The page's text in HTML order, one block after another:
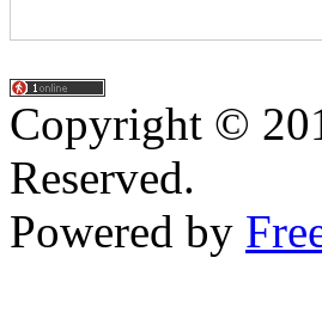
Copyright ©
Reserved.
Powered by